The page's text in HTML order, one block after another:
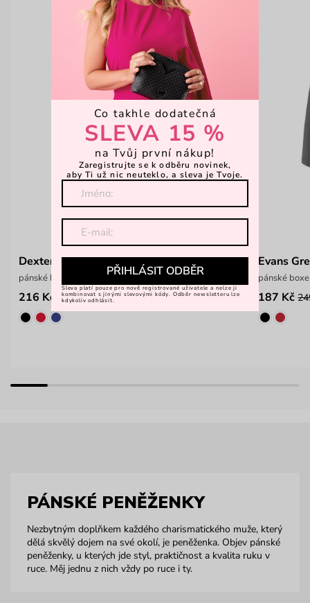
Dexter Grey
pánské boxerky z lyocellu
216 Kč 349 Kč
Evans
pánské
187 Kč
PÁNSKÉ PENĚŽENKY
Nezbytným doplňkem každého charismatického muže, který
dělá skvělý dojem na své okolí, je peněženka. Objev pánské
peněženky, u kterých jde styl, praktičnost a kvalita ruku v
ruce. Měj jednu z nich vždy po ruce i ty.
Co takhle dodatečná
SLEVA 15 %
na Tvůj první nákup!
Zaregistrujte se k odběru novinek,
aby Ti už nic neuteklo, a sleva je Tvoje.
PŘIHLÁSIT ODBĚR
Sleva platí pouze pro nově registrované uživatele a nelze ji
kombinovat s jinými slevovými kódy. Odběr newsletteru lze
kdykoliv odhlásit.